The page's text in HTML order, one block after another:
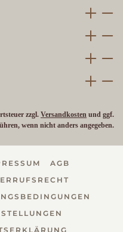
zzgl. Versandkosten und ggf.
wenn nicht anders angegeben.
AGB